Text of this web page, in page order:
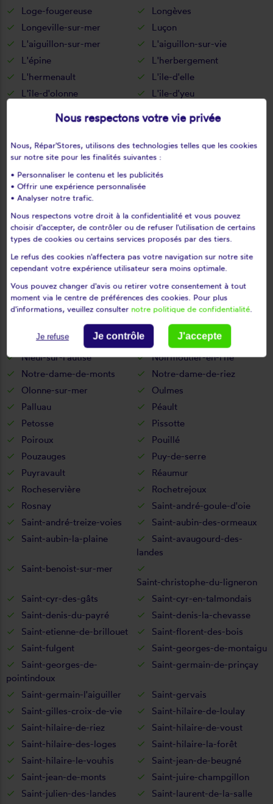
Loge-fougereuse
Longèves
Longeville-sur-mer
Luçon
L'aiguillon-sur-mer
L'aiguillon-sur-vie
L'épine
L'herbergement
L'hermenault
L'ile-d'elle
L'île-d'olonne
L'ile-d'yeu
Maillé
Maillezais
Mallièvre
Mareuil-sur-lay-dissais
Marsais-sainte-radégonde
Martinet
Menomblet
Mervent
Montournais
Montreuil
Montréverd
Moreilles
Mormaison
Mortagne-sur-sèvre
Mouchamps
Mouilleron-en-pareds
Mouilleron-le-captif
Mouilleron-Saint-Germain
Moutiers-les-mauxfaits
Moutiers-sur-le-lay
Mouzeuil-saint-martin
Nalliers
Nesmy
Nieul-le-dolent
Nieul-sur-l'autise
Noirmoutier-en-l'île
Notre-dame-de-monts
Notre-dame-de-riez
Olonne-sur-mer
Oulmes
Palluau
Péault
Petosse
Pissotte
Poiroux
Pouillé
Pouzauges
Puy-de-serre
Puyravault
Réaumur
Rocheservière
Rochetrejoux
Rosnay
Saint-andré-goule-d'oie
Saint-andré-treize-voies
Saint-aubin-des-ormeaux
Saint-aubin-la-plaine
Saint-avaugourd-des-
landes
Saint-benoist-sur-mer
Saint-christophe-du-ligneron
Saint-cyr-des-gâts
Saint-cyr-en-talmondais
Saint-denis-du-payré
Saint-denis-la-chevasse
Saint-etienne-de-brillouet
Saint-florent-des-bois
Saint-fulgent
Saint-georges-de-montaigu
Saint-georges-de-
pointindoux
Saint-germain-de-prinçay
Saint-germain-l'aiguiller
Saint-gervais
Saint-gilles-croix-de-vie
Saint-hilaire-de-loulay
Saint-hilaire-de-riez
Saint-hilaire-de-voust
Saint-hilaire-des-loges
Saint-hilaire-la-forêt
Saint-hilaire-le-vouhis
Saint-jean-de-beugné
Saint-jean-de-monts
Saint-juire-champgillon
Saint-julien-des-landes
Saint-laurent-de-la-salle
Nous respectons votre vie privée
Nous, Répar'Stores, utilisons des technologies telles que les cookies
sur notre site pour les finalités suivantes :
• Personnaliser le contenu et les publicités
• Offrir une expérience personnalisée
• Analyser notre trafic.
Nous respectons votre droit à la confidentialité et vous pouvez
choisir d'accepter, de contrôler ou de refuser l'utilisation de certains
types de cookies ou certains services proposés par des tiers.
Le refus des cookies n'affectera pas votre navigation sur notre site
cependant votre expérience utilisateur sera moins optimale.
Vous pouvez changer d'avis ou retirer votre consentement à tout
moment via le centre de préférences des cookies. Pour plus
d'informations, veuillez consulter notre politique de confidentialité.
Je refuse Je contrôle J'accepte